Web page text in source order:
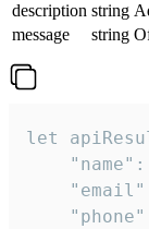
description string
message
string
let